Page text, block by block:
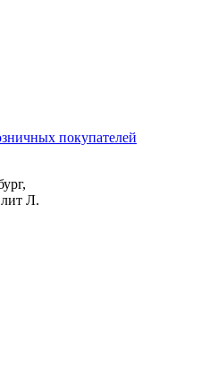
покупателей
Л.